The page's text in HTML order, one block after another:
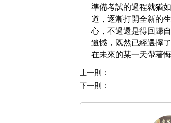
準備考試的過程就猶
道，逐漸打開全新的
心，不過還是得回歸
遺憾，既然已經選擇
在未來的某一天帶著悔
上一則：
下一則：